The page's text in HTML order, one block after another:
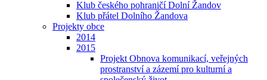
Klub českého pohraničí Dolní Žandov
Klub přátel Dolního Žandova
Projekty obce
2014
2015
Projekt Obnova komunikací, veřejných
prostranství a zázemí pro kulturní a